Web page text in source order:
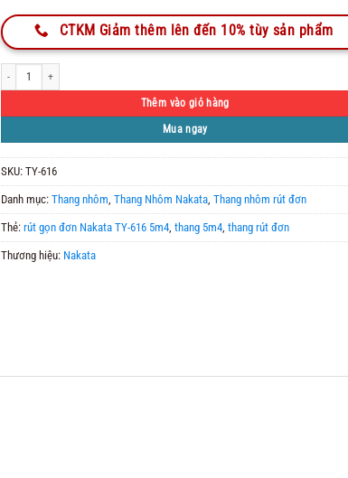
CTKM Giảm thêm lên đến 10% tùy sản phẩm
Thang nhôm rút gọn đơn Nakata TY-616 5m4 số lượng
Thêm vào giỏ hàng
Mua ngay
SKU: TY-616
Danh mục: Thang nhôm Thang Nhôm Nakata Thang nhôm rút đơn
Thẻ: rút gọn đơn Nakata TY-616 5m4 thang 5m4 thang rút đơn
Thương hiệu: Nakata